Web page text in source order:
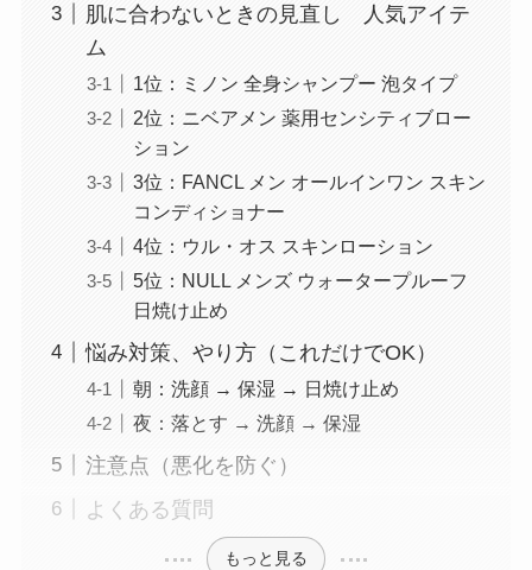
肌に合わないときの見直し 人気アイテ
ム
1位：ミノン 全身シャンプー 泡タイプ
2位：ニベアメン 薬用センシティブロー
ション
3位：FANCL メン オールインワン スキン
コンディショナー
4位：ウル・オス スキンローション
5位：NULL メンズ ウォータープルーフ
日焼け止め
悩み対策、やり方（これだけでOK）
朝：洗顔 → 保湿 → 日焼け止め
夜：落とす → 洗顔 → 保湿
注意点（悪化を防ぐ）
よくある質問
もっと見る